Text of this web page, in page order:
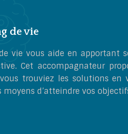
de vie
vie vous aide en apportant
Cet accompagnateur
trouviez les solutions en
moyens d’atteindre vos